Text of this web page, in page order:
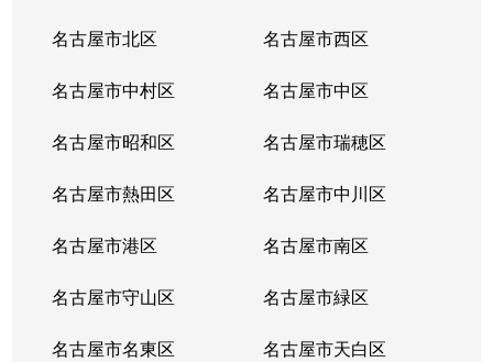
名古屋市北区 名古屋市西区
名古屋市中村区 名古屋市中区
名古屋市昭和区 名古屋市瑞穂区
名古屋市熱田区 名古屋市中川区
名古屋市港区 名古屋市南区
名古屋市守山区 名古屋市緑区
名古屋市名東区 名古屋市天白区